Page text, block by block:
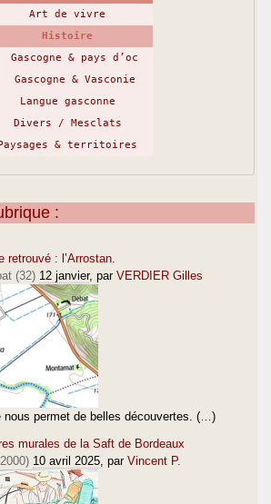
Art de vivre
Histoire
Gascogne & pays d’oc
Gascogne & Vasconie
Langue gasconne
Divers / Mesclats
& territoires
:
retrouvé : l’Arrostan.
(32) 12 janvier, par VERDIER Gilles
nous permet de belles découvertes. (…)
murales de la Saft de Bordeaux
10 avril 2025 , par Vincent P.